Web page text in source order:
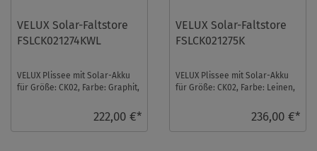
VELUX Solar-Faltstore
FSLCK021274KWL
VELUX Plissee mit Solar-Akku
für Größe: CK02, Farbe: Graphit,
222,00 €*
VELUX Solar-Faltstore
FSLCK021275K
VELUX Plissee mit Solar-Akku
für Größe: CK02, Farbe: Leinen,
236,00 €*